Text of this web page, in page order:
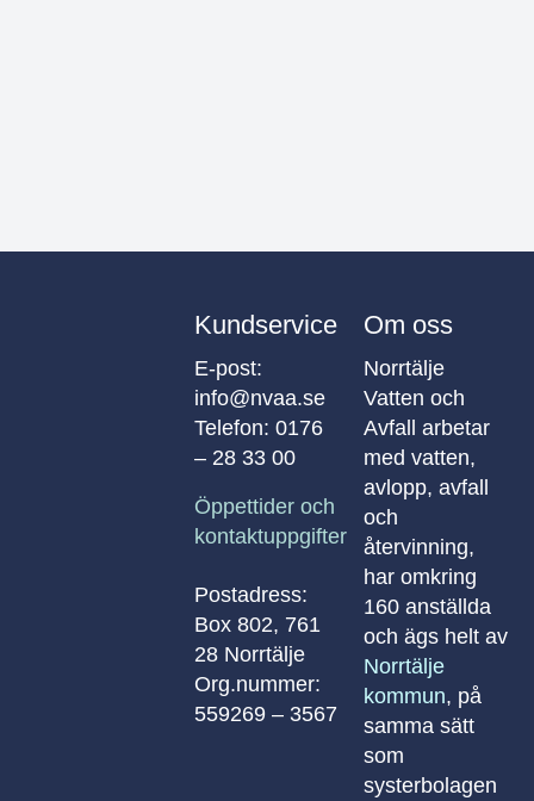
Kundservice
E-post:
info@nvaa.se
Telefon: 0176
– 28 33 00
Öppettider och
kontaktuppgifter
Postadress:
Box 802, 761
28 Norrtälje
Org.nummer:
559269 – 3567
Om oss
Norrtälje
Vatten och
Avfall arbetar
med vatten,
avlopp, avfall
och
återvinning,
har omkring
160 anställda
och ägs helt av
Norrtälje
kommun, på
samma sätt
som
systerbolagen